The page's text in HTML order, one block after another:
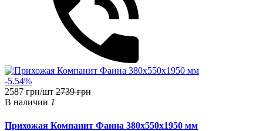
-5.54%
2587 грн/шт 2739 грн
В наличии 1
Прихожая Компанит Фаина 380x550x1950 мм